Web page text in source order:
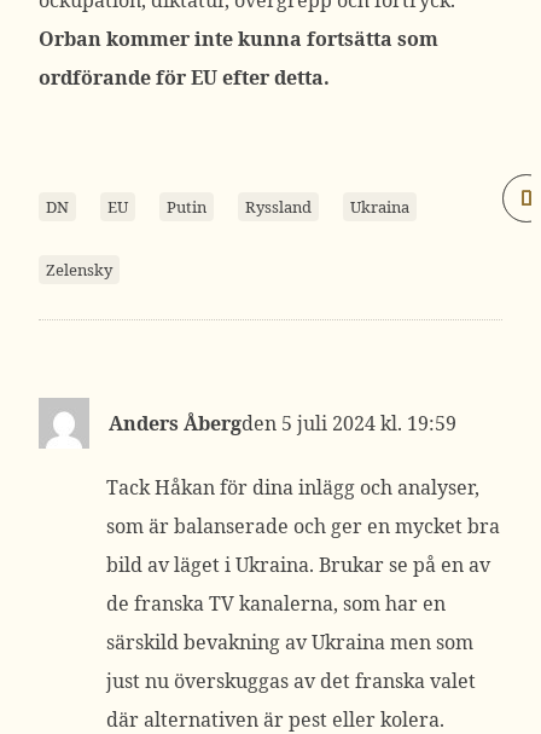
Orban kommer inte kunna fortsätta som
ordförande för EU efter detta.
DN EU Putin Ryssland Ukraina
Zelensky
Anders Åberg 5 juli 2024 kl. 19:59
Tack Håkan för dina inlägg och analyser,
som är balanserade och ger en mycket bra
bild av läget i Ukraina. Brukar se på en av
de franska TV kanalerna, som har en
särskild bevakning av Ukraina men som
just nu överskuggas av det franska valet
där alternativen är pest eller kolera.